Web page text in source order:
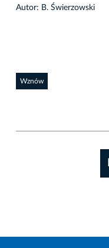
Autor: B. Świerzowski
Wznów